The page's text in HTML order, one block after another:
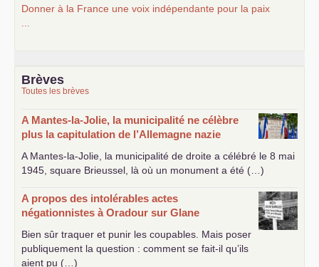
Donner à la France une voix indépendante pour la paix
Brèves
Toutes les brèves
A Mantes-la-Jolie, la municipalité ne célèbre
plus la capitulation de l’Allemagne nazie
A Mantes-la-Jolie, la municipalité de droite a célébré le 8 mai
1945, square Brieussel, là où un monument a été (…)
A propos des intolérables actes
négationnistes à Oradour sur Glane
Bien sûr traquer et punir les coupables. Mais poser
publiquement la question : comment se fait-il qu’ils
aient pu (…)